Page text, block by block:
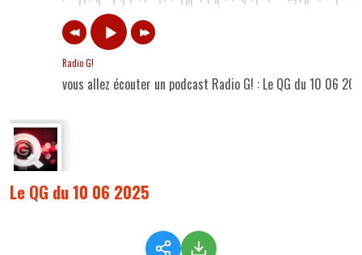
Radio G!
vous allez écouter un podcast Radio G! : Le QG du 10 06
Le QG du 10 06 2025